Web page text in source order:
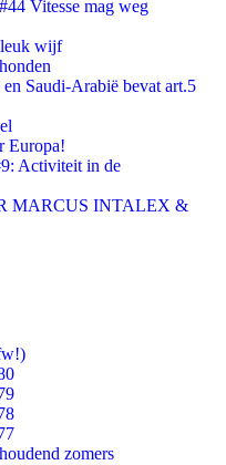
Vitesse mag weg
wijf
Saudi-Arabië bevat art.5
Europa!
Activiteit in de
MARCUS INTALEX &
zomers